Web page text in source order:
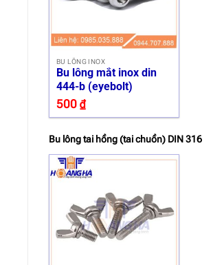
BU LÔNG INOX
Bu lông mắt inox din
444-b (eyebolt)
500 ₫
Bu lông tai hồng (tai chuồn) DIN 316